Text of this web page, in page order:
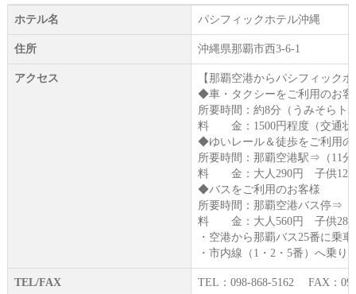
ホテル名 パシフィックホテル沖縄
住所 沖縄県那覇市西3-6-1
アクセス
【那覇空港からパシフィック
◆車・タクシーをご利用のお客
所要時間：約8分（うみそらト
料 金：1500円程度（交通状
◆ゆいレール＆徒歩をご利用の
所要時間：那覇空港駅⇒（11
料 金：大人290円 子供120
◆バスをご利用のお客様
所要時間：那覇空港バス停⇒
料 金：大人560円 子供280
・空港から那覇バス25番に乗
・市内線（1・2・5番）へ乗
TEL/FAX TEL：098-868-5162 FAX：